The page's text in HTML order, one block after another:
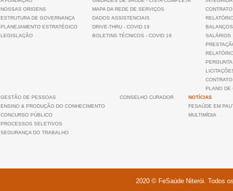
NOSSAS ORIGENS
ESTRUTURA DE GOVERNANÇA
PLANEJAMENTO ESTRATÉGICO
LEGISLAÇÃO
MAPA DA REDE DE SERVIÇOS
DADOS ASSISTENCIAIS
DRIVE-THRU - COVID 19
BOLETINS TÉCNICOS - COVID 19
SALÁRIOS
PLANO DE
GESTÃO DE PESSOAS
ENSINO & PRODUÇÃO DO CONHECIMENTO
CONCURSO PÚBLICO
PROCESSOS SELETIVOS
SEGURANÇA DO TRABALHO
CONSELHO CURADOR
NOTÍCIAS
FESAÚDE EM
MULTIMÍDIA
2020 © FeSaúde Niterói. Todos